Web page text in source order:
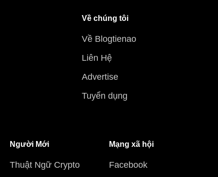
Về chúng tôi
Về Blogtienao
Liên Hệ
Advertise
Tuyển dụng
Người Mới
Thuật Ngữ Crypto
Mạng xã hội
Facebook